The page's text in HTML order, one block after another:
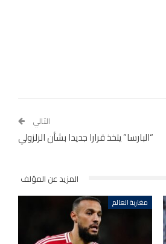
التالي
“البارسا” يتخذ قرارا جديدا بشأن الزلزولي
المزيد عن المؤلف
مغاربة العالم